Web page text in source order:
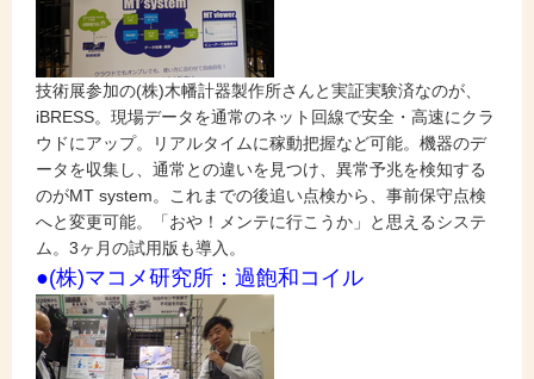
技術展参加の(株)木幡計器製作所さんと実証実験済なのが、
iBRESS。現場データを通常のネット回線で安全・高速にクラ
ウドにアップ。リアルタイムに稼動把握など可能。機器のデ
ータを収集し、通常との違いを見つけ、異常予兆を検知する
のがMT system。これまでの後追い点検から、事前保守点検
へと変更可能。「おや！メンテに行こうか」と思えるシステ
ム。3ヶ月の試用版も導入。
●(株)マコメ研究所：過飽和コイル